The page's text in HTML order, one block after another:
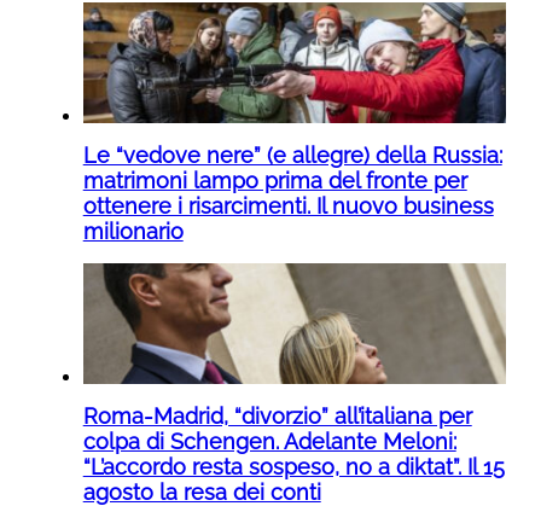
Le “vedove nere” (e allegre) della Russia:
matrimoni lampo prima del fronte per
ottenere i risarcimenti. Il nuovo business
milionario
Roma-Madrid, “divorzio” all’italiana per
colpa di Schengen. Adelante Meloni:
“L’accordo resta sospeso, no a diktat”. Il 15
agosto la resa dei conti